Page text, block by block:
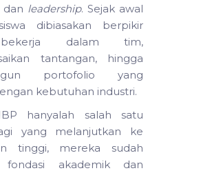
dan leadership. Sejak awal
dibiasakan berpikir
dalam tim,
tantangan, hingga
portofolio yang
kebutuhan industri.
hanyalah salah satu
yang melanjutkan ke
tinggi, mereka sudah
fondasi akademik dan